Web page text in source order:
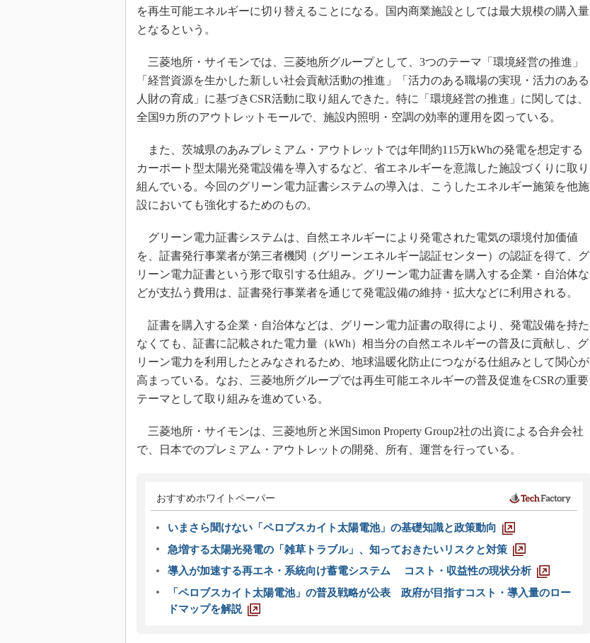
を再生可能エネルギーに切り替えることになる。国内商業施設としては最大規模の購入量
となるという。
三菱地所・サイモンでは、三菱地所グループとして、3つのテーマ「環境経営の推進」
「経営資源を生かした新しい社会貢献活動の推進」「活力のある職場の実現・活力のある
人財の育成」に基づきCSR活動に取り組んできた。特に「環境経営の推進」に関しては、
全国9カ所のアウトレットモールで、施設内照明・空調の効率的運用を図っている。
また、茨城県のあみプレミアム・アウトレットでは年間約115万kWhの発電を想定する
カーポート型太陽光発電設備を導入するなど、省エネルギーを意識した施設づくりに取り
組んでいる。今回のグリーン電力証書システムの導入は、こうしたエネルギー施策を他施
設においても強化するためのもの。
グリーン電力証書システムは、自然エネルギーにより発電された電気の環境付加価値
を、証書発行事業者が第三者機関（グリーンエネルギー認証センター）の認証を得て、グ
リーン電力証書という形で取引する仕組み。グリーン電力証書を購入する企業・自治体な
どが支払う費用は、証書発行事業者を通じて発電設備の維持・拡大などに利用される。
証書を購入する企業・自治体などは、グリーン電力証書の取得により、発電設備を持た
なくても、証書に記載された電力量（kWh）相当分の自然エネルギーの普及に貢献し、グ
リーン電力を利用したとみなされるため、地球温暖化防止につながる仕組みとして関心が
高まっている。なお、三菱地所グループでは再生可能エネルギーの普及促進をCSRの重要
テーマとして取り組みを進めている。
三菱地所・サイモンは、三菱地所と米国Simon Property Group2社の出資による合弁会社
で、日本でのプレミアム・アウトレットの開発、所有、運営を行っている。
おすすめホワイトペーパー
いまさら聞けない「ペロブスカイト太陽電池」の基礎知識と政策動向
急増する太陽光発電の「雑草トラブル」、知っておきたいリスクと対策
導入が加速する再エネ・系統向け蓄電システム コスト・収益性の現状分析
「ペロブスカイト太陽電池」の普及戦略が公表 政府が目指すコスト・導入量のロー
ドマップを解説